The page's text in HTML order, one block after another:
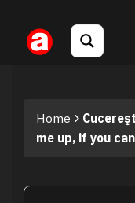
Home
me up, if you can